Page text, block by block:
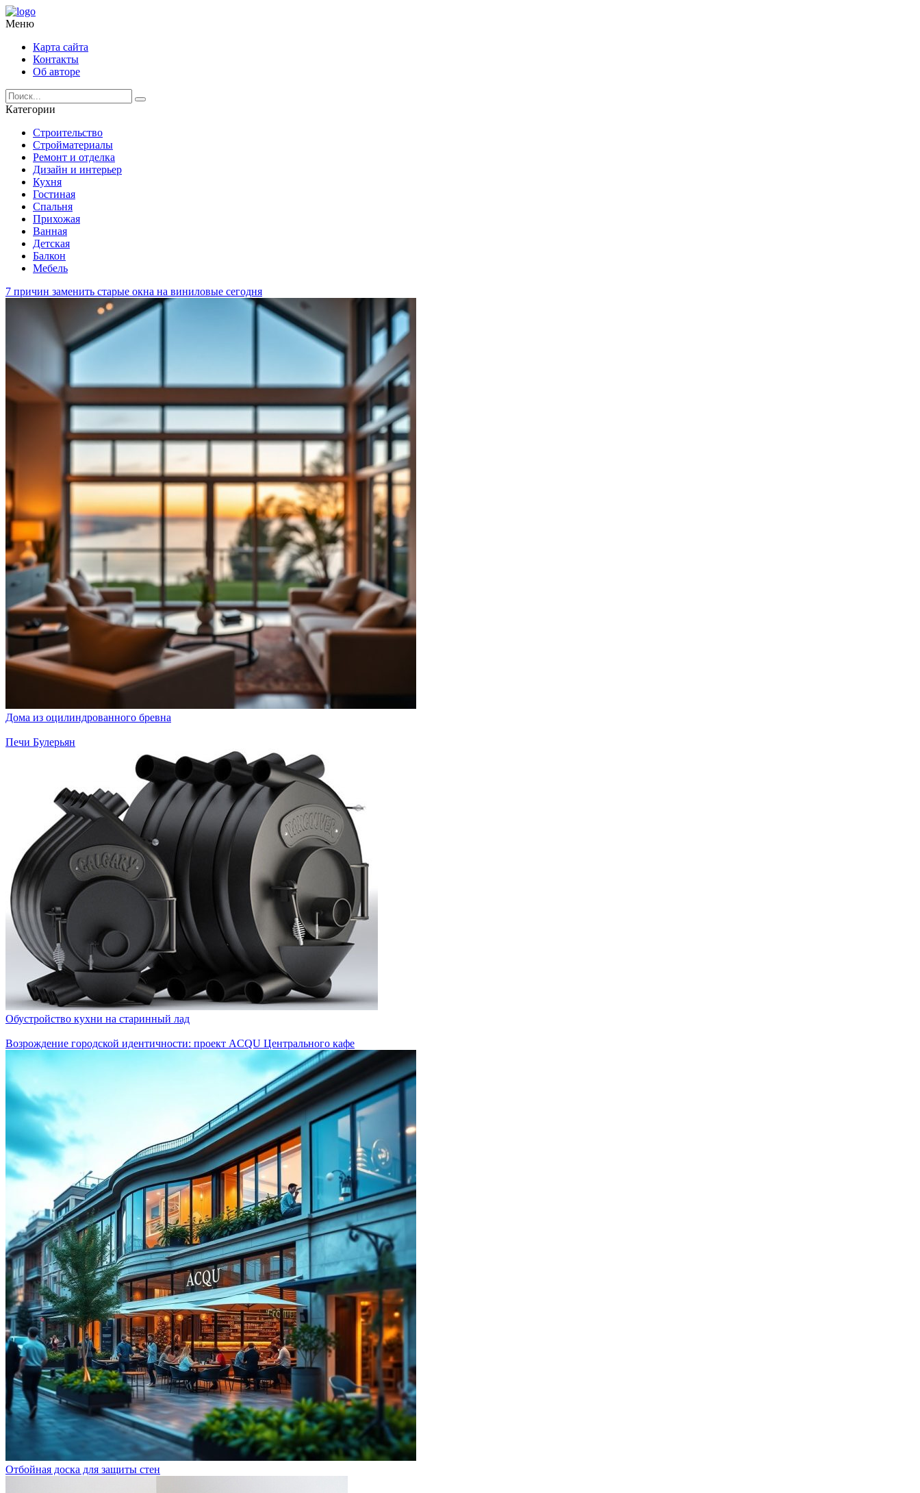
Меню
Карта сайта
Контакты
Об авторе
Категории
Строительство
Стройматериалы
Ремонт и отделка
Дизайн и интерьер
Кухня
Гостиная
Спальня
Прихожая
Ванная
Детская
Балкон
Мебель
7 причин заменить старые окна на виниловые сегодня
Дома из оцилиндрованного бревна
Печи Булерьян
Обустройство кухни на старинный лад
Возрождение городской идентичности: проект ACQU Центрального кафе
Отбойная доска для защиты стен